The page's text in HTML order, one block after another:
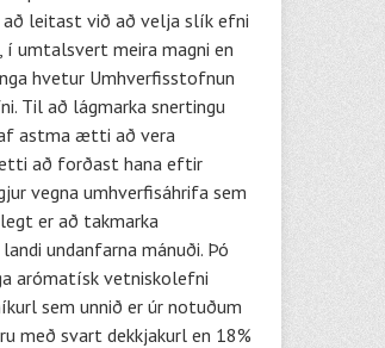
að leitast við að velja slík efni
í umtalsvert meira magni en
hvetur Umhverfisstofnun
Til að lágmarka snertingu
astma ætti að vera
að forðast hana eftir
vegna umhverfisáhrifa sem
er að takmarka
undanfarna mánuði. Þó
arómatísk vetniskolefni
sem unnið er úr notuðum
með svart dekkjakurl en 18%